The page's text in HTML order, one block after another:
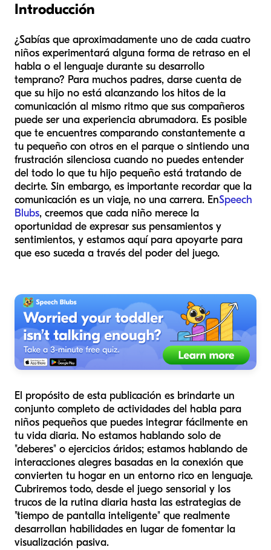
Introducción
¿Sabías que aproximadamente uno de cada cuatro
niños experimentará alguna forma de retraso en el
habla o el lenguaje durante su desarrollo
temprano? Para muchos padres, darse cuenta de
que su hijo no está alcanzando los hitos de la
comunicación al mismo ritmo que sus compañeros
puede ser una experiencia abrumadora. Es posible
que te encuentres comparando constantemente a
tu pequeño con otros en el parque o sintiendo una
frustración silenciosa cuando no puedes entender
del todo lo que tu hijo pequeño está tratando de
decirte. Sin embargo, es importante recordar que la
comunicación es un viaje, no una carrera. EnSpeech
Blubs, creemos que cada niño merece la
oportunidad de expresar sus pensamientos y
sentimientos, y estamos aquí para apoyarte para
que eso suceda a través del poder del juego.
El propósito de esta publicación es brindarte un
conjunto completo de actividades del habla para
niños pequeños que puedes integrar fácilmente en
tu vida diaria. No estamos hablando solo de
"deberes" o ejercicios áridos; estamos hablando de
interacciones alegres basadas en la conexión que
convierten tu hogar en un entorno rico en lenguaje.
Cubriremos todo, desde el juego sensorial y los
trucos de la rutina diaria hasta las estrategias de
"tiempo de pantalla inteligente" que realmente
desarrollan habilidades en lugar de fomentar la
visualización pasiva.